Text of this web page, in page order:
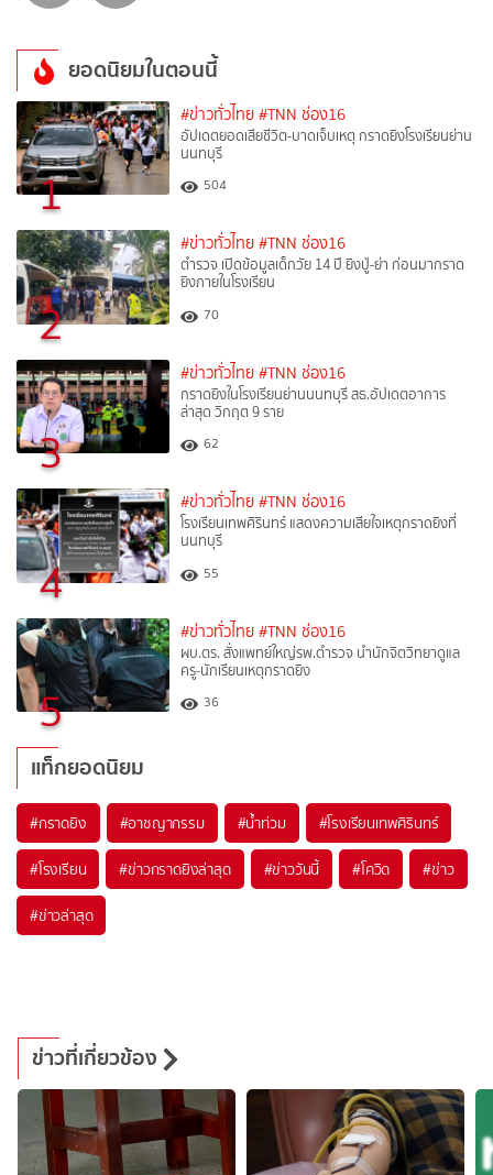
ยอดนิยมในตอนนี้
1
#ข่าวทั่วไทย #TNN ช่อง16
อัปเดตยอดเสียชีวิต-บาดเจ็บเหตุ กราดยิงโรงเรียนย่าน
นนทบุรี
504
2
#ข่าวทั่วไทย #TNN ช่อง16
ตำรวจ เปิดข้อมูลเด็กวัย 14 ปี ยิงปู่-ย่า ก่อนมากราด
ยิงภายในโรงเรียน
70
3
#ข่าวทั่วไทย #TNN ช่อง16
กราดยิงในโรงเรียนย่านนนทบุรี สธ.อัปเดตอาการ
ล่าสุด วิกฤต 9 ราย
62
4
#ข่าวทั่วไทย #TNN ช่อง16
โรงเรียนเทพศิรินทร์ แสดงความเสียใจเหตุกราดยิงที่
นนทบุรี
55
5
#ข่าวทั่วไทย #TNN ช่อง16
ผบ.ตร. สั่งแพทย์ใหญ่รพ.ตำรวจ นำนักจิตวิทยาดูแล
ครู-นักเรียนเหตุกราดยิง
36
แท็กยอดนิยม
#กราดยิง #อาชญากรรม #น้ำท่วม #โรงเรียนเทพศิรินทร์
#โรงเรียน #ข่าวกราดยิงล่าสุด #ข่าววันนี้ #โควิด #ข่าว
#ข่าวล่าสุด
ข่าวที่เกี่ยวข้อง